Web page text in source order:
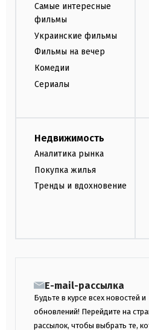
Самые интересные
фильмы
Украинские фильмы
Фильмы на вечер
Комедии
Сериалы
Недвижимость
Аналитика рынка
Покупка жилья
Тренды и вдохновение
E-mail-рассылка
Будьте в курсе всех новостей и
обновлений! Перейдите на
рассылок, чтобы выбрать те,